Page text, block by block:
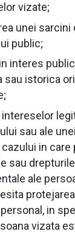
vizate;
unei
public;
interes
sau istorica
intereselor
sau ale
in care
sau
ale
in
vizata